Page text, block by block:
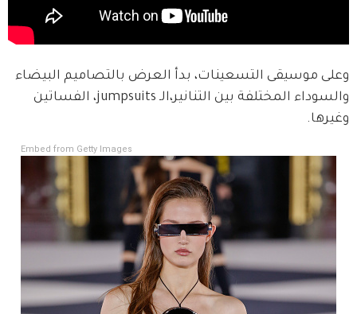
وعلى موسيقى التسعينات، بدأ العرض بالتصاميم البيضاء
والسوداء المختلفة بين التنانير،الـ jumpsuits، الفساتين
وغيرها.
Embed from Getty Images